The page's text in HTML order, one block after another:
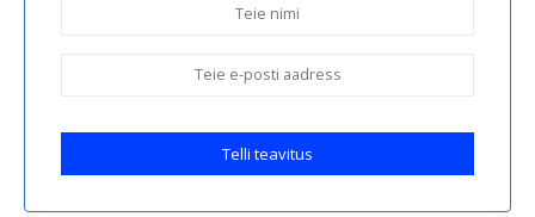
Telli teavitus